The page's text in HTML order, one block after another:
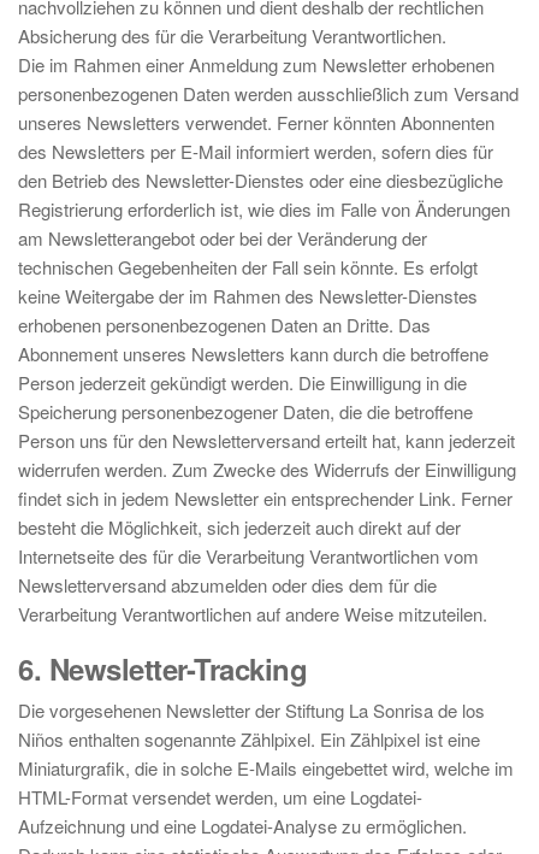
nachvollziehen zu können und dient deshalb der rechtlichen
Absicherung des für die Verarbeitung Verantwortlichen.
Die im Rahmen einer Anmeldung zum Newsletter erhobenen
personenbezogenen Daten werden ausschließlich zum Versand
unseres Newsletters verwendet. Ferner könnten Abonnenten
des Newsletters per E-Mail informiert werden, sofern dies für
den Betrieb des Newsletter-Dienstes oder eine diesbezügliche
Registrierung erforderlich ist, wie dies im Falle von Änderungen
am Newsletterangebot oder bei der Veränderung der
technischen Gegebenheiten der Fall sein könnte. Es erfolgt
keine Weitergabe der im Rahmen des Newsletter-Dienstes
erhobenen personenbezogenen Daten an Dritte. Das
Abonnement unseres Newsletters kann durch die betroffene
Person jederzeit gekündigt werden. Die Einwilligung in die
Speicherung personenbezogener Daten, die die betroffene
Person uns für den Newsletterversand erteilt hat, kann jederzeit
widerrufen werden. Zum Zwecke des Widerrufs der Einwilligung
findet sich in jedem Newsletter ein entsprechender Link. Ferner
besteht die Möglichkeit, sich jederzeit auch direkt auf der
Internetseite des für die Verarbeitung Verantwortlichen vom
Newsletterversand abzumelden oder dies dem für die
Verarbeitung Verantwortlichen auf andere Weise mitzuteilen.
6. Newsletter-Tracking
Die vorgesehenen Newsletter der Stiftung La Sonrisa de los
Niños enthalten sogenannte Zählpixel. Ein Zählpixel ist eine
Miniaturgrafik, die in solche E-Mails eingebettet wird, welche im
HTML-Format versendet werden, um eine Logdatei-
Aufzeichnung und eine Logdatei-Analyse zu ermöglichen.